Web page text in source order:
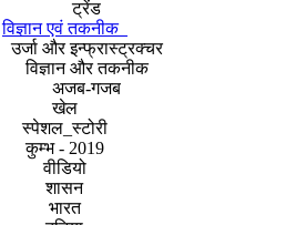
ट्रेंड
विज्ञान एवं तकनीक
उर्जा और इन्फ्रास्ट्रक्चर
विज्ञान और तकनीक
अजब-गजब
खेल
स्पेशल_स्टोरी
कुम्भ - 2019
वीडियो
शासन
भारत